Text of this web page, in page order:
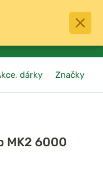
0
košík
dárky Značky
MK2 6000